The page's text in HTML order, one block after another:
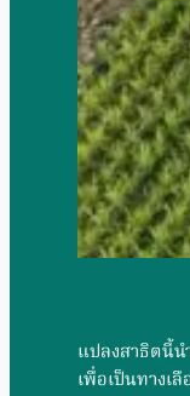
แปลงสาธิตนี้น
เพื่อเป็นทางเ